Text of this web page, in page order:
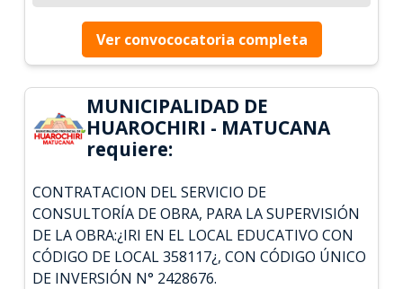
Ver convococatoria completa
MUNICIPALIDAD DE
HUAROCHIRI - MATUCANA
requiere:
CONTRATACION DEL SERVICIO DE
CONSULTORÍA DE OBRA, PARA LA SUPERVISIÓN
DE LA OBRA:¿IRI EN EL LOCAL EDUCATIVO CON
CÓDIGO DE LOCAL 358117¿, CON CÓDIGO ÚNICO
DE INVERSIÓN N° 2428676.